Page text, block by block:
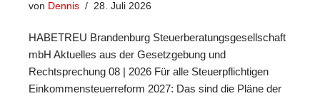
von Dennis 28. Juli 2026
HABETREU Brandenburg Steuerberatungsgesellschaft
mbH Aktuelles aus der Gesetzgebung und
Rechtsprechung 08 | 2026 Für alle Steuerpflichtigen
Einkommensteuerreform 2027: Das sind die Pläne der